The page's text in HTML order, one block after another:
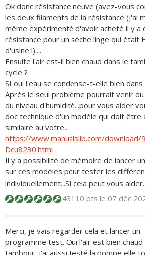
Ok donc résistance neuve (avez-vous
les deux filaments de la résistance (j'ai
même expérimenté d'avoir acheté il y a
résistance pour un sèche linge qui était
d'usine !)....
Ensuite l'air est-il bien chaud dans le
cycle ?
SI oui l'eau se condense-t-elle bien dans
Après le seul problème pourrait venir
du niveau d'humidité...pour vous aider
doc technique d'un modèle qui doit être
similaire au votre...
https://www.manualslib.com/download/
Dcu8230.html
Il y a possibilité de mémoire de lancer
sur ces modèles pour tester les
individuellement...SI cela peut vous
43110 ptsle 07 déc
Merci, je vais regarder cela et lancer un
programme test. Oui l'air est bien chaud
tambour, j'ai aussi testé la pompe elle